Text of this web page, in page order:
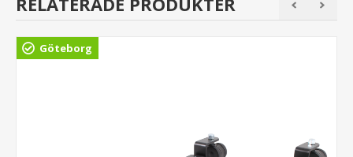
Göteborg